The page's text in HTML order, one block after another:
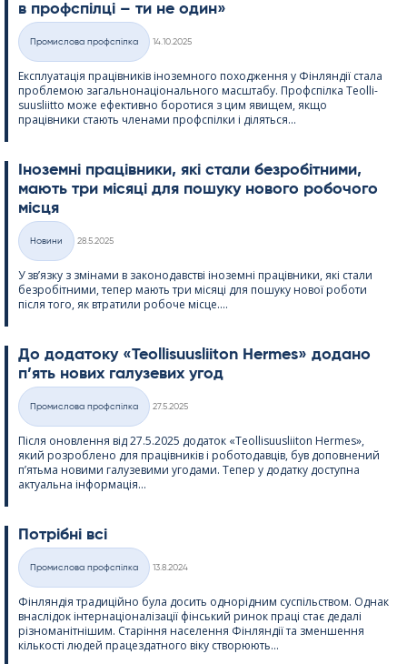
в профспілці – ти не один»
Категорії
Промислова профспілка
14.10.2025
Експлуатація працівників іноземного походження у Фінляндії стала
проблемою загальнонаціонального масштабу. Профспілка Teol­li­
suus­liitto може ефективно боротися з цим явищем, якщо
працівники стають членами профспілки і діляться...
Іноземні працівники, які стали безробітними,
мають три місяці для пошуку нового робочого
місця
Категорії
Новини
28.5.2025
У зв’язку з змінами в законодавстві іноземні працівники, які стали
безробітними, тепер мають три місяці для пошуку нової роботи
після того, як втратили робоче місце....
До додатоку «Teol­li­suus­lii­ton Her­mes» додано
п’ять нових галузевих угод
Категорії
Промислова профспілка
27.5.2025
Після оновлення від 27.5.2025 додаток «Teol­li­suus­lii­ton Her­mes»,
який розроблено для працівників і роботодавців, був доповнений
п’ятьма новими галузевими угодами. Тепер у додатку доступна
актуальна інформація...
Потрібні всі
Категорії
Промислова профспілка
13.8.2024
Фінляндія традиційно була досить однорідним суспільством. Однак
внаслідок інтернаціоналізації фінський ринок праці стає дедалі
різноманітнішим. Старіння населення Фінляндії та зменшення
кількості людей працездатного віку створюють...